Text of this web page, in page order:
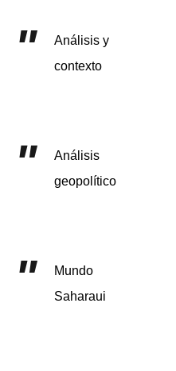
Análisis y
contexto
Análisis
geopolítico
Mundo
Saharaui